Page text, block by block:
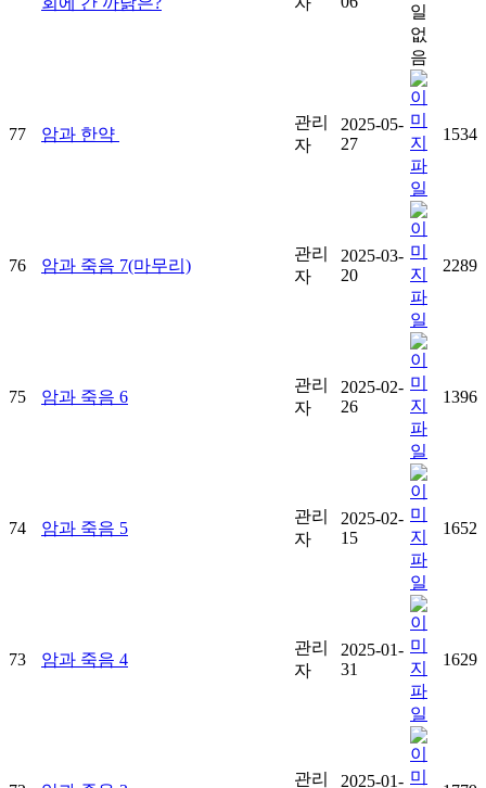
77 암과 한약
관리
자
2025-05-
27
1534
76 암과 죽음 7(마무리)
관리
자
2025-03-
20
2289
75 암과 죽음 6
관리
자
2025-02-
26
1396
74 암과 죽음 5
관리
자
2025-02-
15
1652
73 암과 죽음 4
관리
자
2025-01-
31
1629
관리 2025-01-